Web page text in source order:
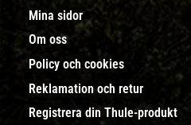
Mina sidor
Om oss
Policy och cookies
Reklamation och retur
Registrera din Thule-produkt